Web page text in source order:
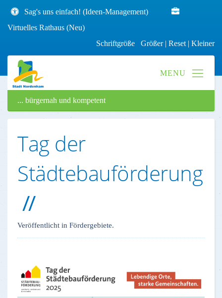
Sag's uns einfach! (Ideen-Management)
Virtuelles Rathaus (Neu)
Schriftgröße Größer| Reset | Kleiner
... bürgernah und kompetent
Tag der
Städtebauförderung
Veröffentlicht in Fördergebiete.